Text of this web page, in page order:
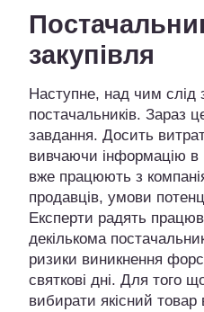
закупівля
Наступне, над чим
постачальників. Зараз
завдання. Досить
вивчаючи інформацію в
вже працюють з
продавців, умови
Експерти радять
декількома
ризики виникнення
святкові дні. Для того
вибирати якісний товар